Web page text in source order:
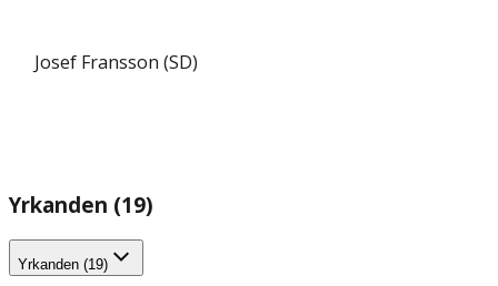
Josef Fransson (SD)
Yrkanden (19)
Yrkanden (19)